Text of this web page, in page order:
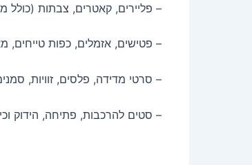
– פליירים, קאטרים, צבתות (כולל
– פטישים, אזמלים, כפות טייחים,
– סרטי מדידה, פלסים, זוויות,
– סטים להרכבות, פתיחה, הידוק